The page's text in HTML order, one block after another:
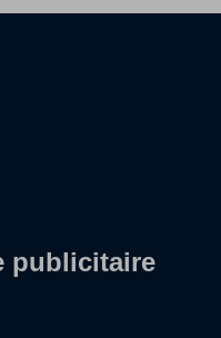
publicitaire